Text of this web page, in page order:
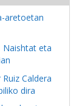
aretoetan
Naishtat eta
Caldera
dira